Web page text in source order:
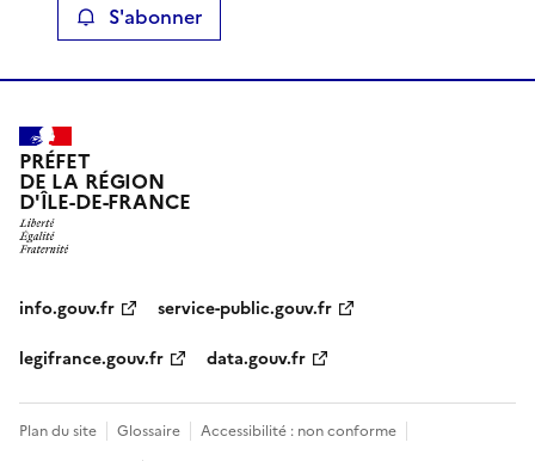
S'abonner
PRÉFET
DE LA RÉGION
D'ÎLE-DE-FRANCE
info.gouv.fr
service-public.gouv.fr
legifrance.gouv.fr
data.gouv.fr
Plan du site Glossaire
Accessibilité : non conforme